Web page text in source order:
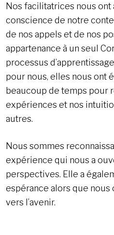
Nos facilitatrices nous ont
conscience de notre
de nos appels et de nos
appartenance à un seul
processus
pour nous, elles nous ont
beaucoup de temps pour
expériences et nos
autres.
Nous sommes
expérience qui nous a
perspectives. Elle a
espérance alors que nous
vers l’avenir.